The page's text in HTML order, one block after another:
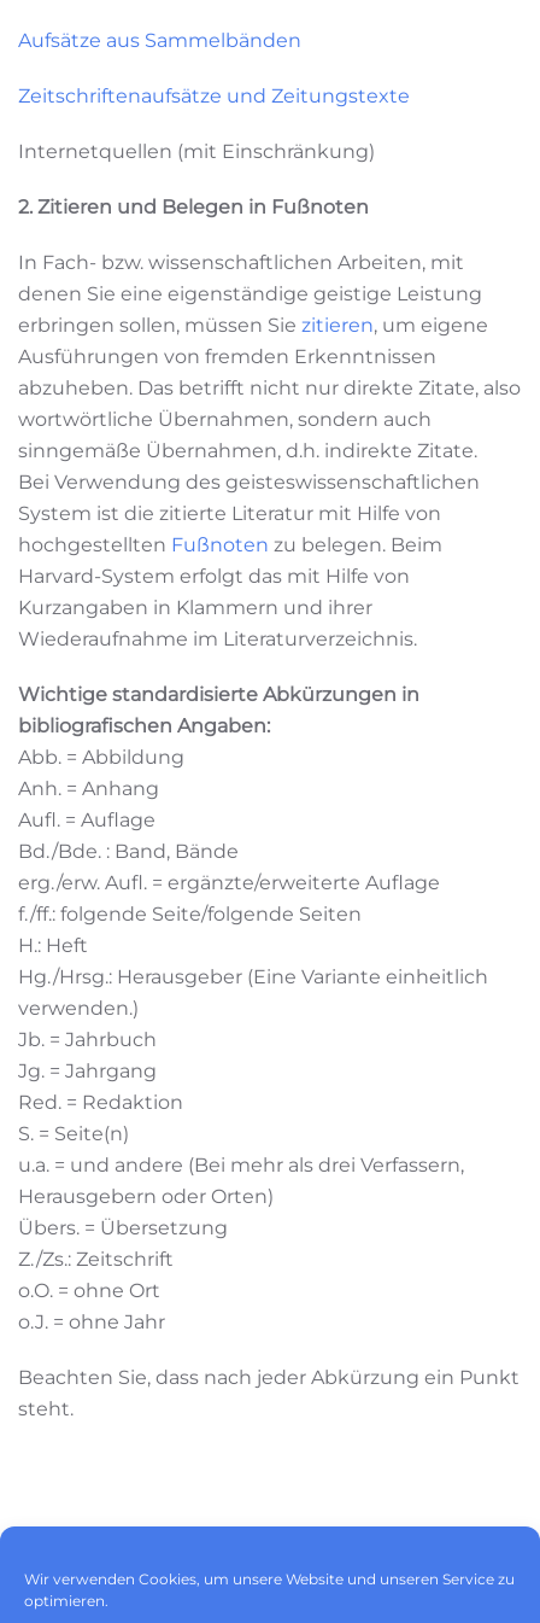
Wir verwenden Cookies, um unsere Website und unseren Service zu
optimieren.
Aufsätze aus Sammelbänden
Zeitschriftenaufsätze und Zeitungstexte
Internetquellen (mit Einschränkung)
2. Zitieren und Belegen in Fußnoten
In Fach- bzw. wissenschaftlichen Arbeiten, mit
denen Sie eine eigenständige geistige Leistung
erbringen sollen, müssen Sie zitieren, um eigene
Ausführungen von fremden Erkenntnissen
abzuheben. Das betrifft nicht nur direkte Zitate, also
wortwörtliche Übernahmen, sondern auch
sinngemäße Übernahmen, d.h. indirekte Zitate.
Bei Verwendung des geisteswissenschaftlichen
System ist die zitierte Literatur mit Hilfe von
hochgestellten Fußnoten zu belegen. Beim
Harvard-System erfolgt das mit Hilfe von
Kurzangaben in Klammern und ihrer
Wiederaufnahme im Literaturverzeichnis.
Wichtige standardisierte Abkürzungen in
bibliografischen Angaben:
Abb. = Abbildung
Anh. = Anhang
Aufl. = Auflage
Bd./Bde. : Band, Bände
erg./erw. Aufl. = ergänzte/erweiterte Auflage
f./ff.: folgende Seite/folgende Seiten
H.: Heft
Hg./Hrsg.: Herausgeber (Eine Variante einheitlich
verwenden.)
Jb. = Jahrbuch
Jg. = Jahrgang
Red. = Redaktion
S. = Seite(n)
u.a. = und andere (Bei mehr als drei Verfassern,
Herausgebern oder Orten)
Übers. = Übersetzung
Z./Zs.: Zeitschrift
o.O. = ohne Ort
o.J. = ohne Jahr
Beachten Sie, dass nach jeder Abkürzung ein Punkt
steht.
Cookie-Richtlinie (EU)